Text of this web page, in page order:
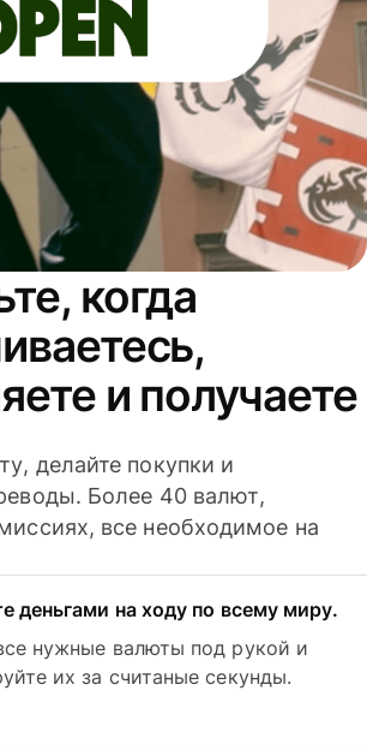
когда
и получаете
делайте покупки и
Более 40 валют,
все необходимое на
деньгами на ходу по всему миру.
нужные валюты под рукой и
их за считаные секунды.